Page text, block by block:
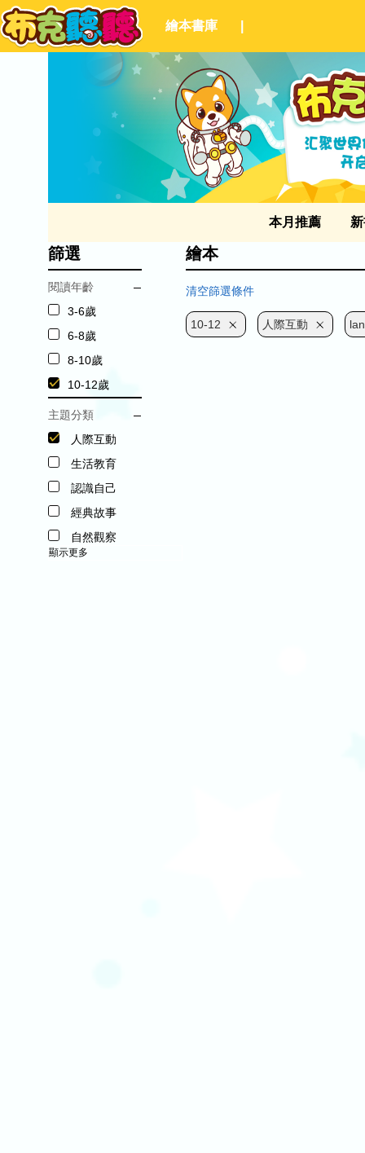
繪本書庫
本月推薦
篩選
閱讀年齡
3-6歲
6-8歲
8-10歲
10-12歲
主題分類
人際互動
生活教育
認識自己
經典故事
自然觀察
顯示更多
繪本
清空篩選條件
10-12 人際互動